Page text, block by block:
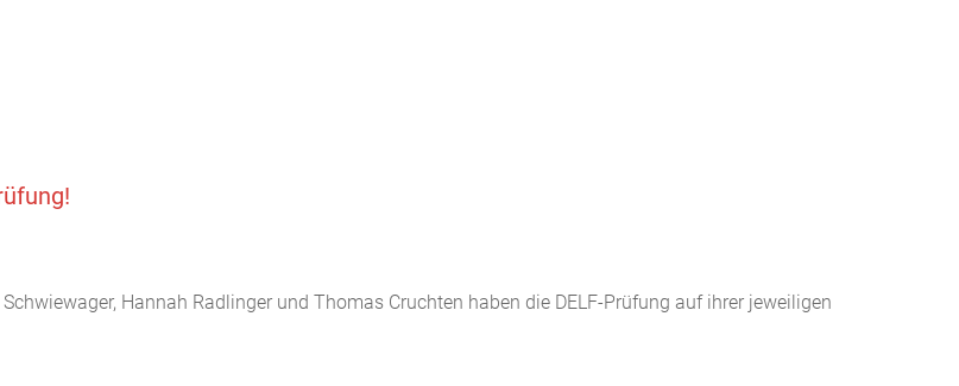
Hannah Radlinger und Thomas Cruchten haben die DELF-Prüfung auf ihrer jeweiligen